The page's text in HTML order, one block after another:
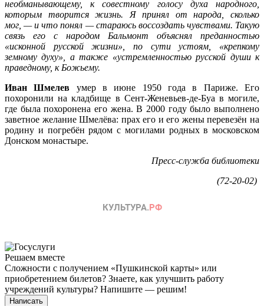
необманывающему, к совестному голосу духа народного,
которым творится жизнь. Я принял от народа, сколько
мог, — и что понял — стараюсь воссоздать чувствами. Такую
связь его с народом Бальмонт объяснял преданностью
«исконной русской жизни», по сути устоям, «крепкому
земному духу», а также «устремленностью русской души к
праведному, к Божьему.
Иван Шмелев умер в июне 1950 года в Париже. Его
похоронили на кладбище в Сент-Женевьев-де-Буа в могиле,
где была похоронена его жена. В 2000 году было выполнено
заветное желание Шмелёва: прах его и его жены перевезён на
родину и погребён рядом с могилами родных в московском
Донском монастыре.
Пресс-служба библиотеки
(72-20-02)
Решаем вместе
Сложности с получением «Пушкинской карты» или
приобретением билетов? Знаете, как улучшить работу
учреждений культуры? Напишите — решим!
Написать